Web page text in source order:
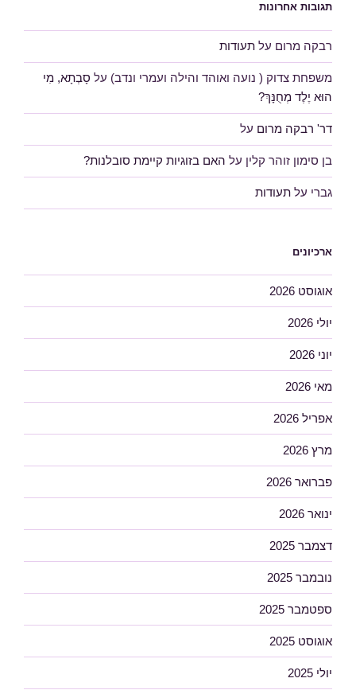
תגובות אחרונות
רבקה מרום על תעודות
משפחת צדוק ( נועה ואוהד והילה ועמרי ונדב) על סָבְתָא, מִי
הוּא יֶלֶד מְחֻנָּךְ?
דר' רבקה מרום על
בן סימון זוהר קלין על האם בזוגיות קיימת סובלנות?
גברי על תעודות
ארכיונים
אוגוסט 2026
יולי 2026
יוני 2026
מאי 2026
אפריל 2026
מרץ 2026
פברואר 2026
ינואר 2026
דצמבר 2025
נובמבר 2025
ספטמבר 2025
אוגוסט 2025
יולי 2025